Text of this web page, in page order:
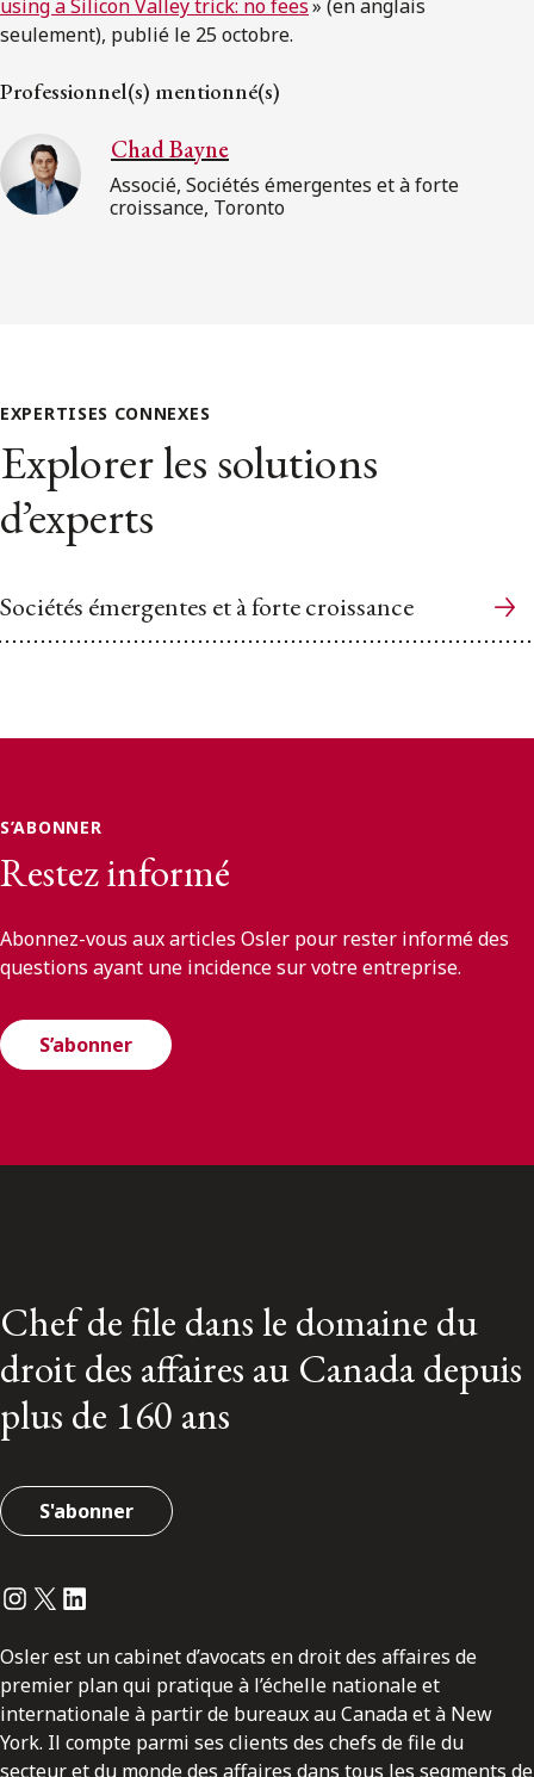
using a Silicon Valley trick: no fees» (en anglais
seulement), publié le 25 octobre.
Professionnel(s) mentionné(s)
Chad Bayne
Associé, Sociétés émergentes et à forte
croissance, Toronto
EXPERTISES CONNEXES
Explorer les solutions
d’experts
Sociétés émergentes et à forte croissance
S’ABONNER
Restez informé
Abonnez-vous aux articles Osler pour rester informé des
questions ayant une incidence sur votre entreprise.
S’abonner
Chef de file dans le domaine du
droit des affaires au Canada depuis
plus de 160 ans
S'abonner
Instagram
Twitter
LinkedIn
Osler est un cabinet d’avocats en droit des affaires de
premier plan qui pratique à l’échelle nationale et
internationale à partir de bureaux au Canada et à New
York. Il compte parmi ses clients des chefs de file du
secteur et du monde des affaires dans tous les segments de